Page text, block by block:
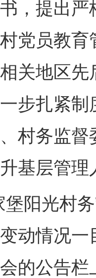
，提出
党员教
关地区
步扎紧
村务监督
基层管
阳光村务
动情况一
的公告